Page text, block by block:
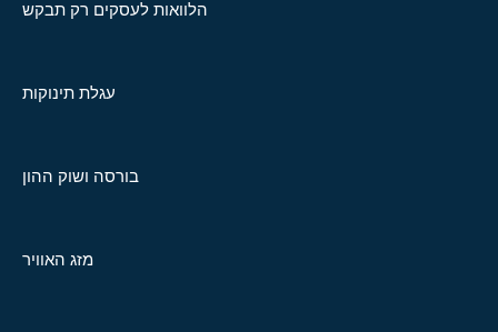
הלוואות לעסקים רק תבקש
עגלת תינוקות
בורסה ושוק ההון
מזג האוויר